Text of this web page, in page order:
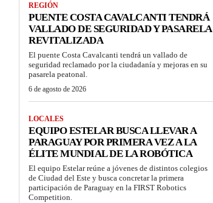
REGIÓN
PUENTE COSTA CAVALCANTI TENDRÁ
VALLADO DE SEGURIDAD Y PASARELA
REVITALIZADA
El puente Costa Cavalcanti tendrá un vallado de
seguridad reclamado por la ciudadanía y mejoras en su
pasarela peatonal.
6 de agosto de 2026
LOCALES
EQUIPO ESTELAR BUSCA LLEVAR A
PARAGUAY POR PRIMERA VEZ A LA
ÉLITE MUNDIAL DE LA ROBÓTICA
El equipo Estelar reúne a jóvenes de distintos colegios
de Ciudad del Este y busca concretar la primera
participación de Paraguay en la FIRST Robotics
Competition.